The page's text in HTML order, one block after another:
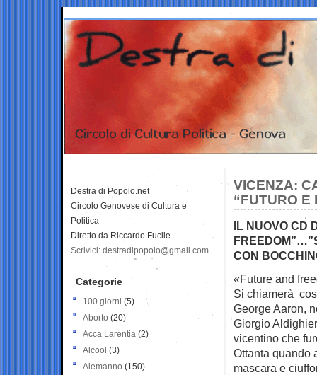
VICENZA:
“FUTURO E
IL NUOVO CD
CON
«Future and
Si chiamerà
George Aaron,
Giorgio
vicentino che
Ottanta quando
mascara e
Destra di Popolo.net
Circolo Genovese di Cultura e
Politica
Diretto da Riccardo Fucile
Scrivici: destradipopolo@gmail.com
Categorie
100 giorni (5)
Aborto (20)
Acca Larentia (2)
Alcool (3)
Alemanno (150)